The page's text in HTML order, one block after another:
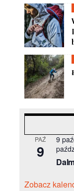
PAŹ
9
9
Zobacz